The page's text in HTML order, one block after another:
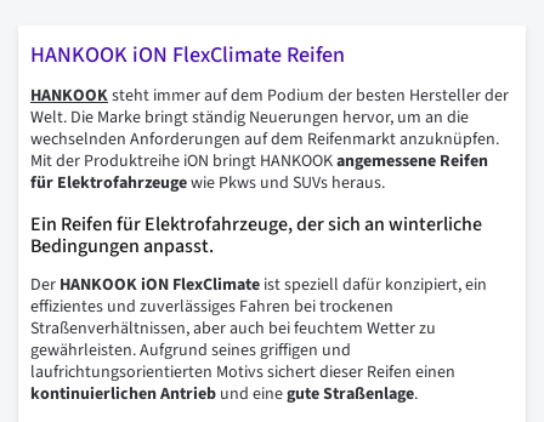
HANKOOK iON FlexClimate Reifen
HANKOOKsteht immer auf dem Podium der besten Hersteller der
Welt. Die Marke bringt ständig Neuerungen hervor, um an die
wechselnden Anforderungen auf dem Reifenmarkt anzuknüpfen.
Mit der Produktreihe iON bringt HANKOOKangemessene Reifen
für Elektrofahrzeugewie Pkws und SUVs heraus.
Ein Reifen für Elektrofahrzeuge, der sich an winterliche
Bedingungen anpasst.
Der HANKOOK iON FlexClimate ist speziell dafür konzipiert, ein
effizientes und zuverlässiges Fahren bei trockenen
Straßenverhältnissen, aber auch bei feuchtem Wetter zu
gewährleisten. Aufgrund seines griffigen und
laufrichtungsorientierten Motivs sichert dieser Reifen einen
kontinuierlichen Antrieb und einegute Straßenlage.